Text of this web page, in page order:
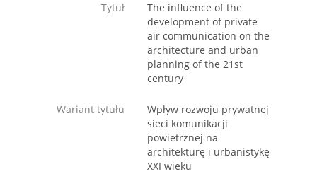
Tytuł
The influence of the
development of private
air communication on the
architecture and urban
planning of the 21st
century
Wariant tytułu
Wpływ rozwoju prywatnej
sieci komunikacji
powietrznej na
architekturę i urbanistykę
XXI wieku